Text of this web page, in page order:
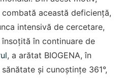
combată această deficiență,
intensivă de cercetare,
în continuare de
, a arătat BIOGENA, în
și cunoștințe 361°,